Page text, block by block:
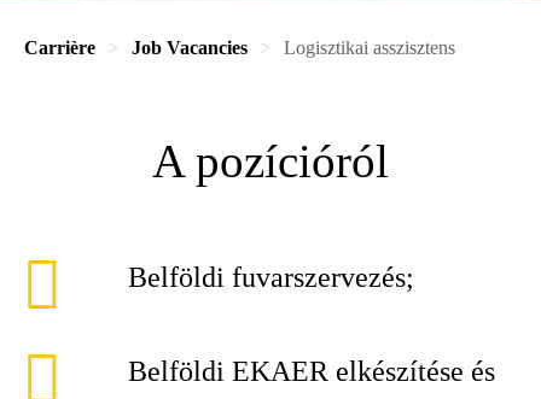
Carrière Job Vacancies Logisztikai asszisztens
A pozícióról
Belföldi fuvarszervezés;
Belföldi EKAER elkészítése és